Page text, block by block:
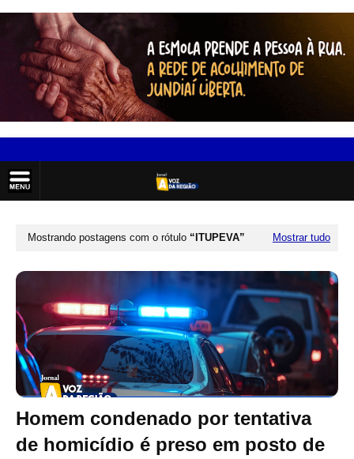
Mostrando postagens com o rótulo ITUPEVA Mostrar tudo
Homem condenado por tentativa
de homicídio é preso em posto de